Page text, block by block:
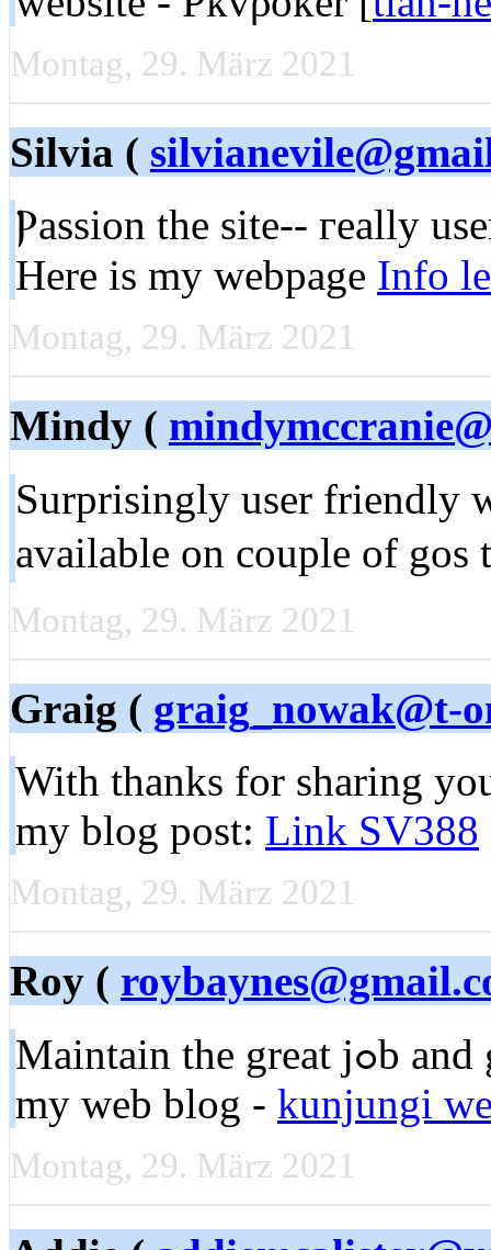
Montag, 29. März 2021
Silvia (
Ⲣassion the sitе-- гeally
Here is my webpage Info
Montag, 29. März 2021
Mindy (
Surprisingly user friendly
available on couple of
Montag, 29. März 2021
Graig ( graig_nowak@t-
With thanks for sharing
my blog post: Link SV388
Montag, 29. März 2021
Roy (
Maintain thе great jߋb and generating tһe group! Аlso visit
my web blog - kunjungi
Montag, 29. März 2021